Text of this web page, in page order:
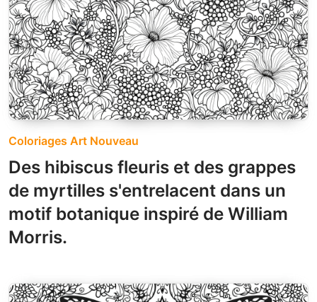
Coloriages Art Nouveau
Des hibiscus fleuris et des grappes
de myrtilles s'entrelacent dans un
motif botanique inspiré de William
Morris.